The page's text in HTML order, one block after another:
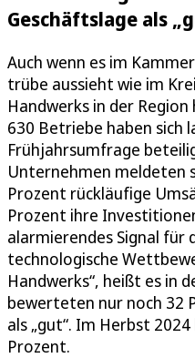
Geschäftslage als
Auch wenn es im
trübe aussieht wie im
Handwerks in der
630 Betriebe haben sich
Frühjahrsumfrage
Unternehmen meldeten
Prozent rückläufige
Prozent ihre
alarmierendes Signal für
technologische
Handwerks“, heißt es in
bewerteten nur noch 32
als „gut“. Im Herbst
Prozent.